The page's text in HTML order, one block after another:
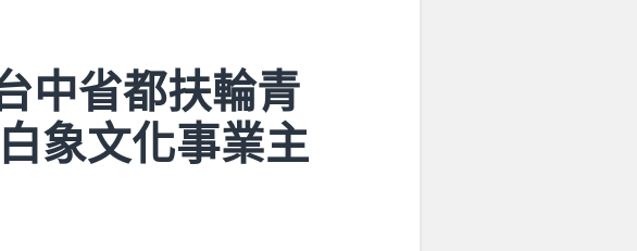
中省都扶輪青
象文化事業主